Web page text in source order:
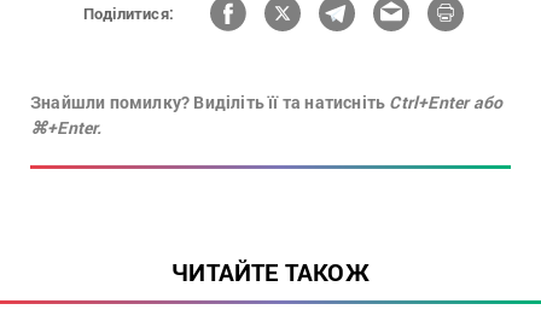
Поділитися:
Знайшли помилку? Виділіть її та натисніть Ctrl+Enter або
⌘+Enter.
ЧИТАЙТЕ ТАКОЖ